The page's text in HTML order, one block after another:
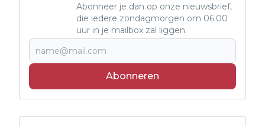
Abonneer je dan op onze nieuwsbrief,
die iedere zondagmorgen om 06.00
uur in je mailbox zal liggen.
Abonneren